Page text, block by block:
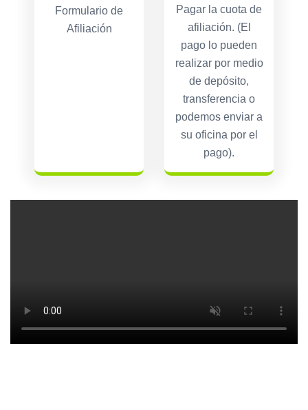
Formulario de
Afiliación
Pagar la cuota de
afiliación. (El
pago lo pueden
realizar por medio
de depósito,
transferencia o
podemos enviar a
su oficina por el
pago).